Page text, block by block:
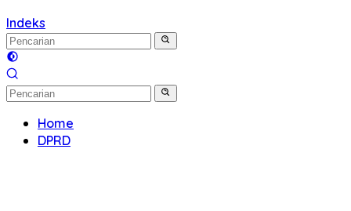
Indeks
Home
DPRD